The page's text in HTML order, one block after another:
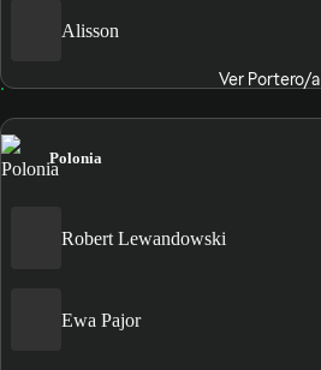
Alisson
Ver Portero/a
Polonia
Robert Lewandowski
Ewa Pajor